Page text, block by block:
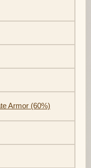
Armor (60%)